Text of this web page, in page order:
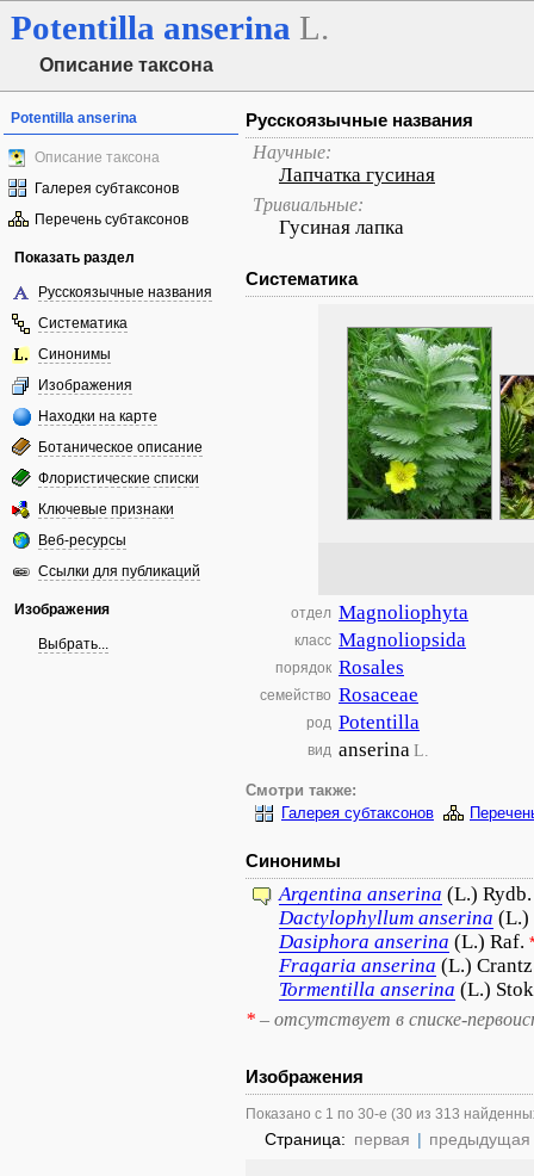
Potentilla anserina L.
Описание таксона
Potentilla anserina
Описание таксона
Галерея субтаксонов
Перечень субтаксонов
Показать раздел
Русскоязычные названия
Систематика
Синонимы
Изображения
Находки на карте
Ботаническое описание
Флористические списки
Ключевые признаки
Веб-ресурсы
Ссылки для публикаций
Изображения
Выбрать...
Русскоязычные названия
Научные:
Лапчатка гусиная
Тривиальные:
Гусиная лапка
Систематика
отдел Magnoliophyta
класс Magnoliopsida
порядок Rosales
семейство Rosaceae
род Potentilla
вид anserinaL.
Смотри также:
Галерея субтаксонов
Синонимы
Argentina anserina (L.) Rydb.
Dactylophyllum anserina (L.)
Dasiphora anserina (L.) Raf. *
Fragaria anserina (L.) Crantz
Tormentilla anserina (L.)
* – отсутствует в списке-
Изображения
Показано с 1 по 30-е (30 из 313
Страница: первая | предыдущая